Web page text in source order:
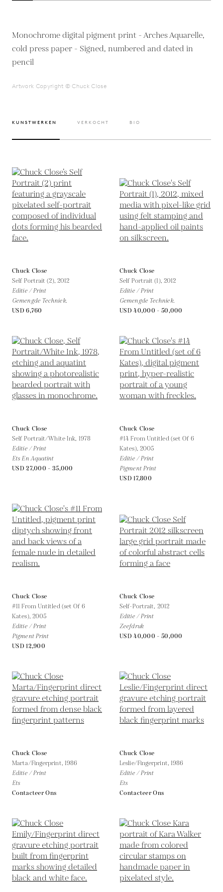
Monochrome digital pigment print - Arches Aquarelle,
cold press paper - Signed, numbered and dated in
pencil
Artwork Copyright © Chuck Close
KUNSTWERKEN VERKOCHT BIO
Chuck Close
Self Portrait (2), 2012
Editie / Print
Gemengde Techniek.
USD 6,760
Chuck Close
Self Portrait (1), 2012
Editie / Print
Gemengde Techniek.
USD 40,000 - 50,000
Chuck Close
Self Portrait/White Ink, 1978
Editie / Print
Ets En Aquatint
USD 27,000 - 35,000
Chuck Close
#14 From Untitled (set Of 6
Kates), 2005
Editie / Print
Pigment Print
USD 17,800
Chuck Close
#11 From Untitled (set Of 6
Kates), 2005
Editie / Print
Pigment Print
USD 12,900
Chuck Close
Self-Portrait, 2012
Editie / Print
Zeefdruk
USD 40,000 - 50,000
Chuck Close
Marta/Fingerprint, 1986
Editie / Print
Ets
Contacteer Ons
Chuck Close
Leslie/Fingerprint, 1986
Editie / Print
Ets
Contacteer Ons